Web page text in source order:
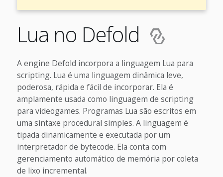
Lua no Defold
A engine Defold incorpora a linguagem Lua para
scripting. Lua é uma linguagem dinâmica leve,
poderosa, rápida e fácil de incorporar. Ela é
amplamente usada como linguagem de scripting
para videogames. Programas Lua são escritos em
uma sintaxe procedural simples. A linguagem é
tipada dinamicamente e executada por um
interpretador de bytecode. Ela conta com
gerenciamento automático de memória por coleta
de lixo incremental.